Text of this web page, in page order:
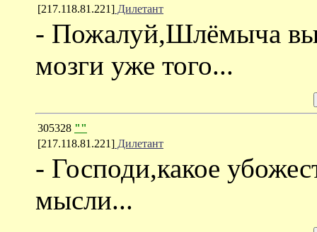
[217.118.81.221] Дилетант
- Пожалуй,Шлёмыча
мозги уже того...
305328 ""
[217.118.81.221] Дилетант
- Господи,какое
мысли...